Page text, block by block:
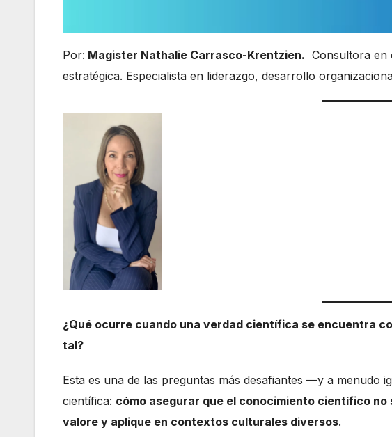
Por: Magister Nathalie Carrasco-Krentzien. Consultora en
estratégica. Especialista en liderazgo, desarrollo
¿Qué ocurre cuando una verdad científica se encuentra
tal?
Esta es una de las preguntas más desafiantes —y a menudo
científica: cómo asegurar que el conocimiento científico
valore y aplique en contextos culturales diversos.